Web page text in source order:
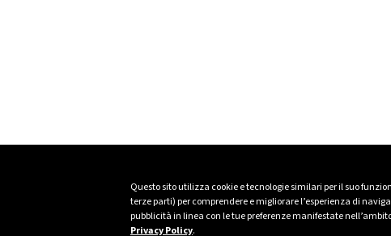
Questo sito utilizza cookie e tecnologie similari per il suo
terze parti) per comprendere e migliorare l’esperienza di
pubblicità in linea con le tue preferenze manifestate
Privacy Policy.